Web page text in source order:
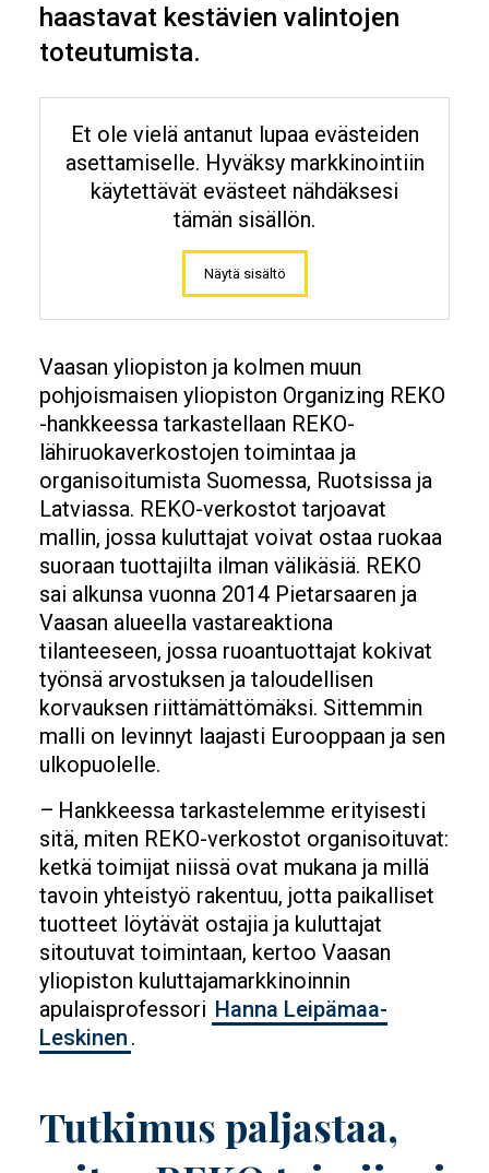
haastavat kestävien valintojen
toteutumista.
Et ole vielä antanut lupaa evästeiden
asettamiselle. Hyväksy markkinointiin
käytettävät evästeet nähdäksesi
tämän sisällön.
Näytä sisältö
Vaasan yliopiston ja kolmen muun
pohjoismaisen yliopiston Organizing REKO
-hankkeessa tarkastellaan REKO-
lähiruokaverkostojen toimintaa ja
organisoitumista Suomessa, Ruotsissa ja
Latviassa. REKO-verkostot tarjoavat
mallin, jossa kuluttajat voivat ostaa ruokaa
suoraan tuottajilta ilman välikäsiä. REKO
sai alkunsa vuonna 2014 Pietarsaaren ja
Vaasan alueella vastareaktiona
tilanteeseen, jossa ruoantuottajat kokivat
työnsä arvostuksen ja taloudellisen
korvauksen riittämättömäksi. Sittemmin
malli on levinnyt laajasti Eurooppaan ja sen
ulkopuolelle.
– Hankkeessa tarkastelemme erityisesti
sitä, miten REKO-verkostot organisoituvat:
ketkä toimijat niissä ovat mukana ja millä
tavoin yhteistyö rakentuu, jotta paikalliset
tuotteet löytävät ostajia ja kuluttajat
sitoutuvat toimintaan, kertoo Vaasan
yliopiston kuluttajamarkkinoinnin
apulaisprofessori Hanna Leipämaa-
Leskinen .
Tutkimus paljastaa,